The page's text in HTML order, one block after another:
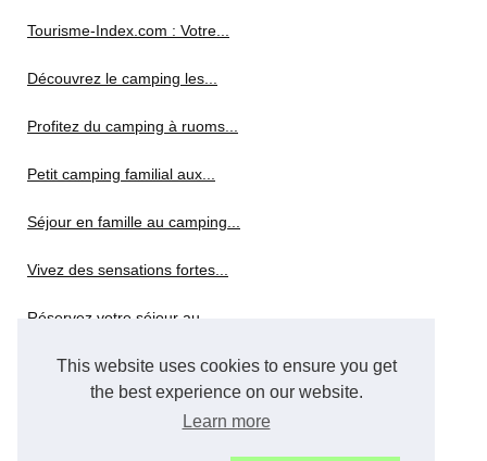
This website uses cookies to ensure you get
the best experience on our website.
Learn more
Tourisme-Index.com : Votre...
Découvrez le camping les...
Profitez du camping à ruoms...
Petit camping familial aux...
Séjour en famille au camping...
Vivez des sensations fortes...
Réservez votre séjour au...
Explorar las Islas Baleares...
Une aventure nautique...